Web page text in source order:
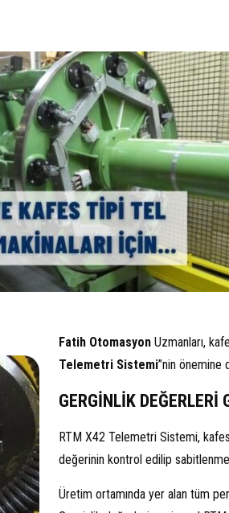
Fatih Otomasyon Uzmanları,
Telemetri Sistemi”nin önemine
GERGİNLİK DEĞERLERİ
RTM X42 Telemetri Sistemi,
değerinin kontrol edilip
Üretim ortamında yer alan tüm